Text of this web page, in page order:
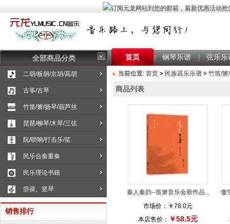
全部商品分类 首页 钢琴乐谱 弦乐乐
二胡/板胡/京胡/高胡
古筝/古琴
竹笛/箫/扬琴/葫芦丝
琵琶/柳琴/木琴/三弦
阮/唢呐/打击乐/笙
民乐合奏重奏
民乐理论书籍
箜篌、竖琴
销售排行
当前位置: 首页 > 民族器乐乐谱 > 竹笛/箫
商品列表
秦人秦韵--笛箫音乐会新作品...
市场价： ￥78.0元
本店售价： ￥58.5元
傲